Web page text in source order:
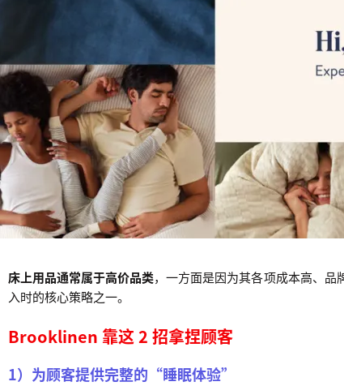
床上用品通常属于高价品类，一方面是因为其各项成本高、品
入时的核心策略之一。
Brooklinen 靠这 2 招拿捏顾客
1）为顾客提供完整的“睡眠体验”